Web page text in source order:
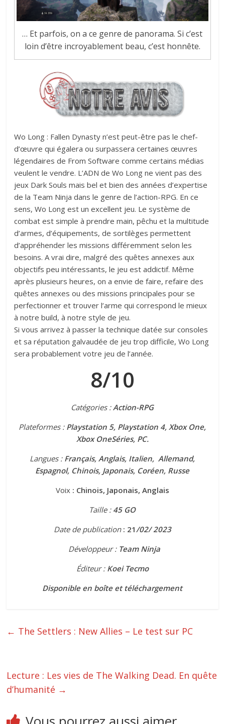
… Et parfois, on a ce genre de panorama. Si c’est
loin d’être incroyablement beau, c’est honnête.
Wo Long : Fallen Dynasty n’est peut-être pas le chef-
d’œuvre qui égalera ou surpassera certaines œuvres
légendaires de From Software comme certains médias
veulent le vendre. L’ADN de Wo Long ne vient pas des
jeux Dark Souls mais bel et bien des années d’expertise
de la Team Ninja dans le genre de l’action-RPG. En ce
sens, Wo Long est un excellent jeu. Le système de
combat est simple à prendre main, pêchu et la multitude
d’armes, d’équipements, de sortilèges permettent
d’appréhender les missions différemment selon les
besoins. A vrai dire, malgré des quêtes annexes aux
objectifs peu intéressants, le jeu est addictif. Même
après plusieurs heures, on a envie de faire, refaire des
quêtes annexes ou des missions principales pour se
perfectionner et trouver l’arme qui correspond le mieux
à notre build, à notre style de jeu.
Si vous arrivez à passer la technique datée sur consoles
et sa réputation galvaudée de jeu trop difficile, Wo Long
sera probablement votre jeu de l’année.
8/10
Catégories :Action-RPG
Plateformes : Playstation 5, Playstation 4, Xbox One,
Xbox OneSéries, PC.
Langues : Français, Anglais, Italien, Allemand,
Espagnol, Chinois, Japonais, Coréen, Russe
Voix: Chinois, Japonais, Anglais
Taille : 45 GO
Date de publication: 21/02/ 2023
Développeur : Team Ninja
Éditeur : Koei Tecmo
Disponible en boîte et téléchargement
← The Settlers : New Allies – Le test sur PC
Lecture : Les vies de The Walking Dead. En quête
d’humanité →